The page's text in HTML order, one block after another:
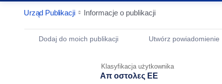
Urząd Publikacji Informacje o publikacji
Publication Detail Actions Portlet
Dodaj do moich publikacji Utwórz powiadomienie
Klasyfikacja użytkownika
Απ οστολες ΕΕ